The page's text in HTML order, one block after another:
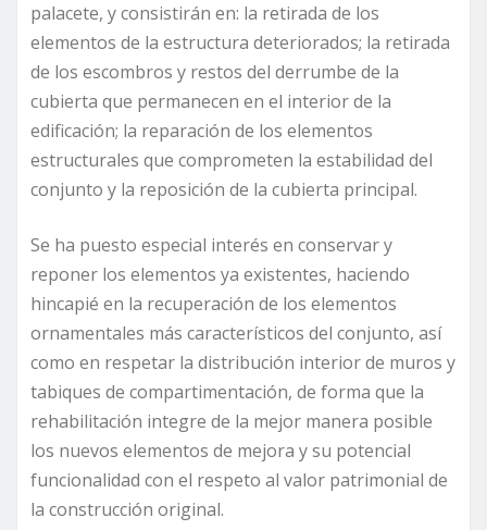
palacete, y consistirán en: la retirada de los
elementos de la estructura deteriorados; la retirada
de los escombros y restos del derrumbe de la
cubierta que permanecen en el interior de la
edificación; la reparación de los elementos
estructurales que comprometen la estabilidad del
conjunto y la reposición de la cubierta principal.
Se ha puesto especial interés en conservar y
reponer los elementos ya existentes, haciendo
hincapié en la recuperación de los elementos
ornamentales más característicos del conjunto, así
como en respetar la distribución interior de muros y
tabiques de compartimentación, de forma que la
rehabilitación integre de la mejor manera posible
los nuevos elementos de mejora y su potencial
funcionalidad con el respeto al valor patrimonial de
la construcción original.